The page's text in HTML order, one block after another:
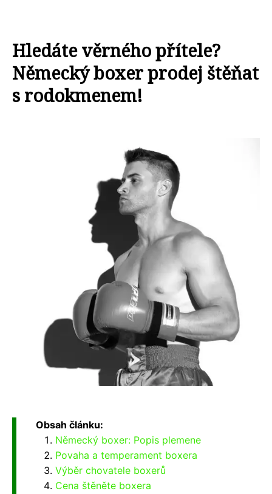
Hledáte věrného přítele?
Německý boxer prodej štěňat
s rodokmenem!
Obsah článku:
Německý boxer: Popis plemene
Povaha a temperament boxera
Výběr chovatele boxerů
Cena štěněte boxera